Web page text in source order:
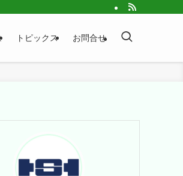
トピックス お問合せ